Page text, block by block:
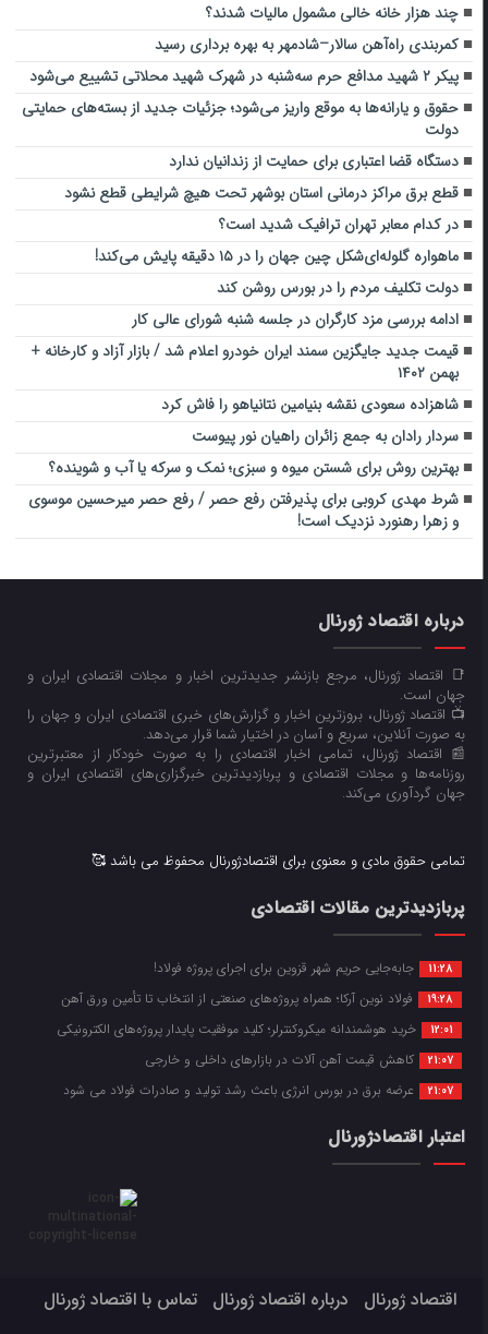
چند هزار خانه خالی مشمول مالیات شدند؟
کمربندی راه‌آهن سالار–شادمهر به بهره برداری رسید
پیکر ۲ شهید مدافع حرم سه‌شنبه در شهرک شهید محلاتی تشییع می‌شود
حقوق و یارانه‌ها به موقع واریز می‌شود؛ جزئیات جدید از بسته‌های حمایتی
دولت
دستگاه قضا اعتباری برای حمایت از زندانیان ندارد
قطع برق مراکز درمانی استان بوشهر تحت هیچ شرایطی قطع نشود
در کدام معابر تهران ترافیک شدید است؟
ماهواره گلوله‌ای‌شکل چین جهان را در ۱۵ دقیقه پایش می‌کند!
دولت تکلیف مردم را در بورس روشن کند
ادامه بررسی مزد کارگران در جلسه شنبه شورای عالی کار
قیمت جدید جایگزین سمند ایران خودرو اعلام شد / بازار آزاد و کارخانه +
بهمن ۱۴۰۲
شاهزاده سعودی نقشه بنیامین نتانیاهو را فاش کرد
سردار رادان به جمع زائران راهیان نور پیوست
بهترین روش برای شستن میوه و سبزی؛ نمک و سرکه یا آب و شوینده؟
شرط مهدی کروبی برای پذیرفتن رفع حصر / رفع حصر میرحسین موسوی
و زهرا رهنورد نزدیک است!
درباره اقتصاد ژورنال
📑 اقتصاد ژورنال، مرجع بازنشر جدیدترین اخبار و مجلات اقتصادی ایران و
جهان است.
📺 اقتصاد ژورنال، بروزترین اخبار و گزارش‌های خبری اقتصادی ایران و جهان را
به صورت آنلاین، سریع و آسان در اختیار شما قرار می‌‌دهد.
📰 اقتصاد ژورنال، تمامی اخبار اقتصادی را به صورت خودکار از معتبرترین
روزنامه‌ها و مجلات اقتصادی و پربازدیدترین خبرگزاری‌های اقتصادی ایران و
جهان گردآوری می‌کند.
تمامی حقوق مادی و معنوی برای اقتصادژورنال محفوظ می باشد 🥰
پربازدیدترین مقالات اقتصادی
11:28 جابه‌جایی حریم شهر قزوین برای اجرای پروژه فولاد!
19:28 فولاد نوین آرکا؛ همراه پروژه‌های صنعتی از انتخاب تا تأمین ورق آهن
12:01 خرید هوشمندانه میکروکنترلر؛ کلید موفقیت پایدار پروژه‌های الکترونیکی
21:07 کاهش قیمت آهن آلات در بازارهای داخلی و خارجی
21:07 عرضه برق در بورس انرژی باعث رشد تولید و صادرات فولاد می شود
اعتبار اقتصادژورنال
اقتصاد ژورنال درباره اقتصاد ژورنال
تماس با اقتصاد ژورنال